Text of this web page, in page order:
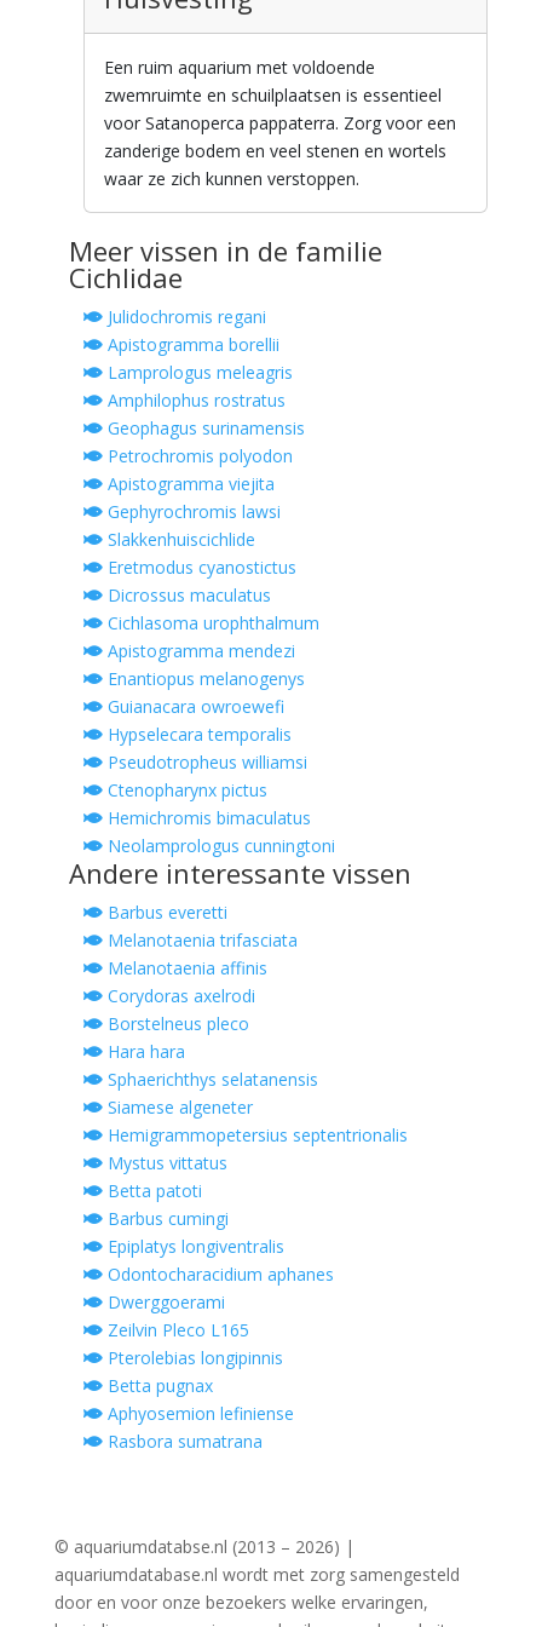
Een ruim aquarium met voldoende
zwemruimte en schuilplaatsen is essentieel
voor Satanoperca pappaterra. Zorg voor een
zanderige bodem en veel stenen en wortels
waar ze zich kunnen verstoppen.
Meer vissen in de familie
Cichlidae
Julidochromis regani
Apistogramma borellii
Lamprologus meleagris
Amphilophus rostratus
Geophagus surinamensis
Petrochromis polyodon
Apistogramma viejita
Gephyrochromis lawsi
Slakkenhuiscichlide
Eretmodus cyanostictus
Dicrossus maculatus
Cichlasoma urophthalmum
Apistogramma mendezi
Enantiopus melanogenys
Guianacara owroewefi
Hypselecara temporalis
Pseudotropheus williamsi
Ctenopharynx pictus
Hemichromis bimaculatus
Neolamprologus cunningtoni
Andere interessante vissen
Barbus everetti
Melanotaenia trifasciata
Melanotaenia affinis
Corydoras axelrodi
Borstelneus pleco
Hara hara
Sphaerichthys selatanensis
Siamese algeneter
Hemigrammopetersius septentrionalis
Mystus vittatus
Betta patoti
Barbus cumingi
Epiplatys longiventralis
Odontocharacidium aphanes
Dwerggoerami
Zeilvin Pleco L165
Pterolebias longipinnis
Betta pugnax
Aphyosemion lefiniense
Rasbora sumatrana
© aquariumdatabse.nl (2013 – 2026) |
aquariumdatabase.nl wordt met zorg samengesteld
door en voor onze bezoekers welke ervaringen,